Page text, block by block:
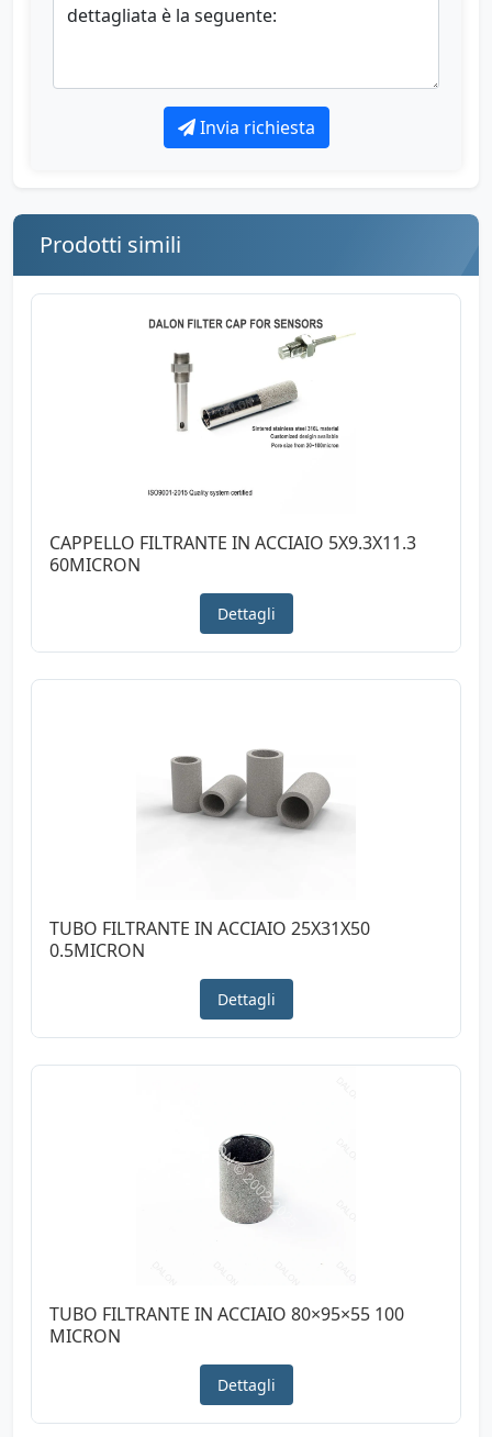
Invia richiesta
Prodotti simili
CAPPELLO FILTRANTE IN ACCIAIO 5X9.3X11.3
60MICRON
Dettagli
TUBO FILTRANTE IN ACCIAIO 25X31X50
0.5MICRON
Dettagli
TUBO FILTRANTE IN ACCIAIO 80×95×55 100
MICRON
Dettagli